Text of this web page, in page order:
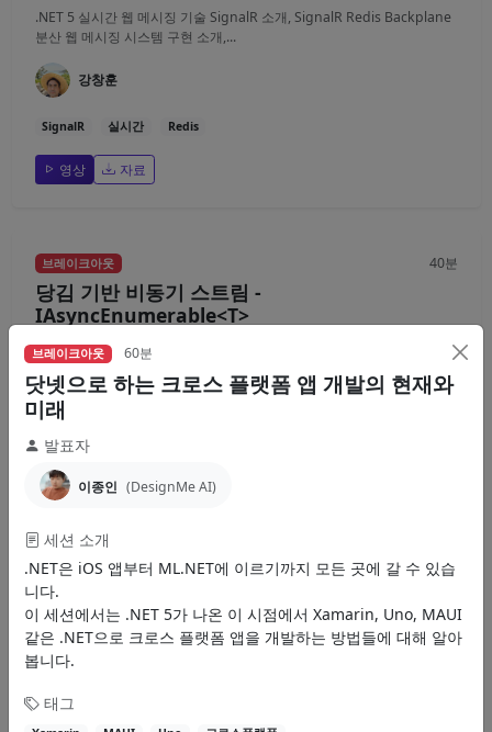
.NET 5 실시간 웹 메시징 기술 SignalR 소개, SignalR Redis Backplane
분산 웹 메시징 시스템 구현 소개,...
강창훈
SignalR 실시간 Redis
영상 자료
브레이크아웃 40분
당김 기반 비동기 스트림 -
IAsyncEnumerable<T>
C# 8.0에 추가된 IAsyncEnumerable<T> 인터페이스와 C#의 지원은 당
김 기반(pull-based) 비동기 스트림을 쉽게...
IAsyncEnumerable
영상 자료
브레이크아웃
YARP를 이용한 리버스 프록시 서버 구축
YARP(Yet Another Reverse Proxy)는 쉽고 빠르게 프록시 서버를 구축할
수 있는 리버스 프록시 도구입니다. 기본적인...
브레이크아웃 60분
닷넷으로 하는 크로스 플랫폼 앱 개발의 현재와
미래
발표자
이종인 (DesignMe AI)
세션 소개
.NET은 iOS 앱부터 ML.NET에 이르기까지 모든 곳에 갈 수 있습
니다.
이 세션에서는 .NET 5가 나온 이 시점에서 Xamarin, Uno, MAUI
같은 .NET으로 크로스 플랫폼 앱을 개발하는 방법들에 대해 알아
봅니다.
태그